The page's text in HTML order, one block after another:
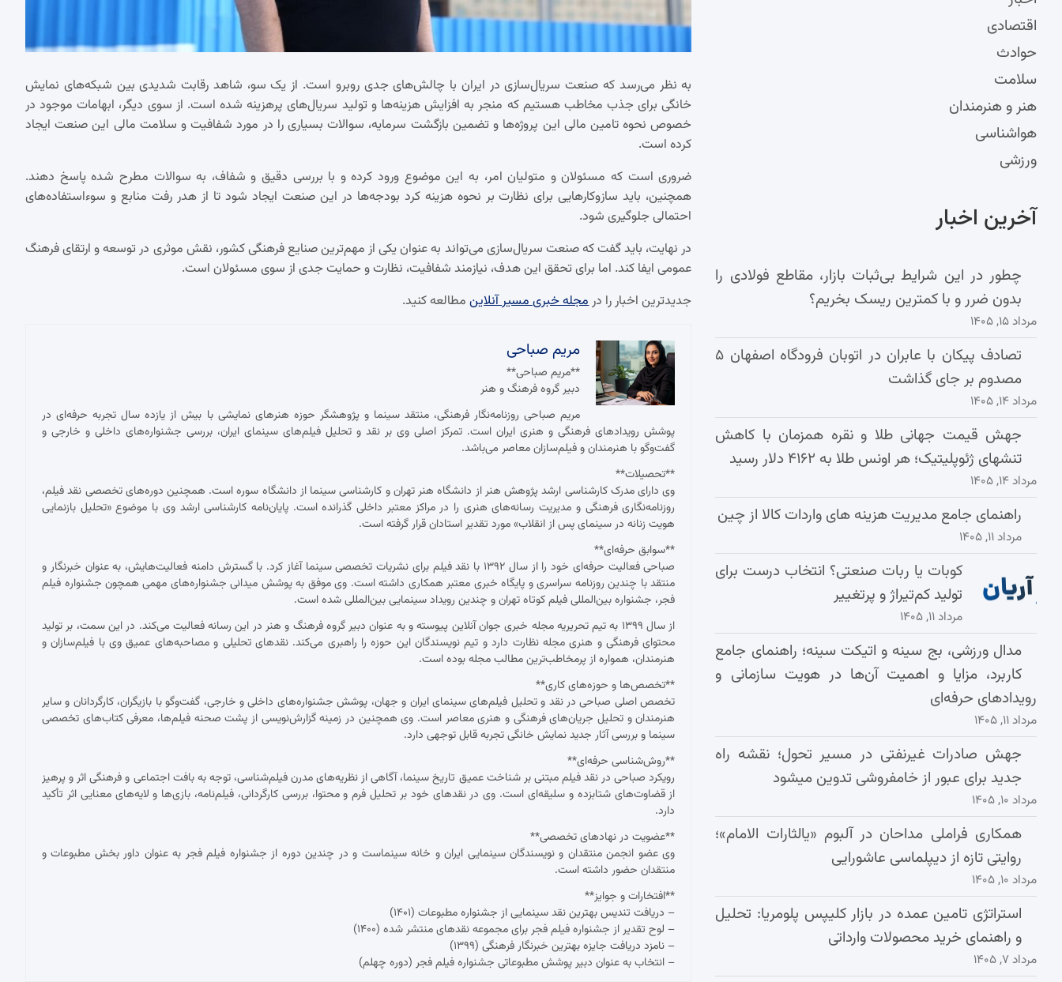
به نظر می‌رسد که صنعت سریال‌سازی در ایران با چالش‌های جدی روبرو است. از یک سو، شاهد رقابت شدیدی بین شبکه‌های نمایش
خانگی برای جذب مخاطب هستیم که منجر به افزایش هزینه‌ها و تولید سریال‌های پرهزینه شده است. از سوی دیگر، ابهامات موجود در
خصوص نحوه تامین مالی این پروژه‌ها و تضمین بازگشت سرمایه، سوالات بسیاری را در مورد شفافیت و سلامت مالی این صنعت ایجاد
کرده است.
ضروری است که مسئولان و متولیان امر، به این موضوع ورود کرده و با بررسی دقیق و شفاف، به سوالات مطرح شده پاسخ دهند.
همچنین، باید سازوکارهایی برای نظارت بر نحوه هزینه کرد بودجه‌ها در این صنعت ایجاد شود تا از هدر رفت منابع و سوءاستفاده‌های
احتمالی جلوگیری شود.
در نهایت، باید گفت که صنعت سریال‌سازی می‌تواند به عنوان یکی از مهم‌ترین صنایع فرهنگی کشور، نقش موثری در توسعه و ارتقای فرهنگ
عمومی ایفا کند. اما برای تحقق این هدف، نیازمند شفافیت، نظارت و حمایت جدی از سوی مسئولان است.
جدیدترین اخبار را درمجله خبری مسیر آنلاینمطالعه کنید.
مریم صباحی
**مریم صباحی**
دبیر گروه فرهنگ و هنر
مریم صباحی روزنامه‌نگار فرهنگی، منتقد سینما و پژوهشگر حوزه هنرهای نمایشی با بیش از یازده سال تجربه حرفه‌ای در
پوشش رویدادهای فرهنگی و هنری ایران است. تمرکز اصلی وی بر نقد و تحلیل فیلم‌های سینمای ایران، بررسی جشنواره‌های داخلی و خارجی و
گفت‌وگو با هنرمندان و فیلم‌سازان معاصر می‌باشد.
**تحصیلات**
وی دارای مدرک کارشناسی ارشد پژوهش هنر از دانشگاه هنر تهران و کارشناسی سینما از دانشگاه سوره است. همچنین دوره‌های تخصصی نقد فیلم،
روزنامه‌نگاری فرهنگی و مدیریت رسانه‌های هنری را در مراکز معتبر داخلی گذرانده است. پایان‌نامه کارشناسی ارشد وی با موضوع «تحلیل بازنمایی
هویت زنانه در سینمای پس از انقلاب» مورد تقدیر استادان قرار گرفته است.
**سوابق حرفه‌ای**
صباحی فعالیت حرفه‌ای خود را از سال ۱۳۹۲ با نقد فیلم برای نشریات تخصصی سینما آغاز کرد. با گسترش دامنه فعالیت‌هایش، به عنوان خبرنگار و
منتقد با چندین روزنامه سراسری و پایگاه خبری معتبر همکاری داشته است. وی موفق به پوشش میدانی جشنواره‌های مهمی همچون جشنواره فیلم
فجر، جشنواره بین‌المللی فیلم کوتاه تهران و چندین رویداد سینمایی بین‌المللی شده است.
از سال ۱۳۹۹ به تیم تحریریه مجله خبری جوان آنلاین پیوسته و به عنوان دبیر گروه فرهنگ و هنر در این رسانه فعالیت می‌کند. در این سمت، بر تولید
محتوای فرهنگی و هنری مجله نظارت دارد و تیم نویسندگان این حوزه را راهبری می‌کند. نقدهای تحلیلی و مصاحبه‌های عمیق وی با فیلم‌سازان و
هنرمندان، همواره از پرمخاطب‌ترین مطالب مجله بوده است.
**تخصص‌ها و حوزه‌های کاری**
تخصص اصلی صباحی در نقد و تحلیل فیلم‌های سینمای ایران و جهان، پوشش جشنواره‌های داخلی و خارجی، گفت‌وگو با بازیگران، کارگردانان و سایر
هنرمندان و تحلیل جریان‌های فرهنگی و هنری معاصر است. وی همچنین در زمینه گزارش‌نویسی از پشت صحنه فیلم‌ها، معرفی کتاب‌های تخصصی
سینما و بررسی آثار جدید نمایش خانگی تجربه قابل توجهی دارد.
**روش‌شناسی حرفه‌ای**
رویکرد صباحی در نقد فیلم مبتنی بر شناخت عمیق تاریخ سینما، آگاهی از نظریه‌های مدرن فیلم‌شناسی، توجه به بافت اجتماعی و فرهنگی اثر و پرهیز
از قضاوت‌های شتابزده و سلیقه‌ای است. وی در نقدهای خود بر تحلیل فرم و محتوا، بررسی کارگردانی، فیلم‌نامه، بازی‌ها و لایه‌های معنایی اثر تأکید
دارد.
**عضویت در نهادهای تخصصی**
وی عضو انجمن منتقدان و نویسندگان سینمایی ایران و خانه سینماست و در چندین دوره از جشنواره فیلم فجر به عنوان داور بخش مطبوعات و
منتقدان حضور داشته است.
**افتخارات و جوایز**
– دریافت تندیس بهترین نقد سینمایی از جشنواره مطبوعات (۱۴۰۱)
– لوح تقدیر از جشنواره فیلم فجر برای مجموعه نقدهای منتشر شده (۱۴۰۰)
– نامزد دریافت جایزه بهترین خبرنگار فرهنگی (۱۳۹۹)
– انتخاب به عنوان دبیر پوشش مطبوعاتی جشنواره فیلم فجر (دوره چهلم)
اقتصادی
حوادث
سلامت
هنر و هنرمندان
هواشناسی
ورزشی
آخرین اخبار
چطور در این شرایط بی‌ثبات بازار، مقاطع فولادی را
بدون ضرر و با کمترین ریسک بخریم؟
مرداد ۱۵, ۱۴۰۵
تصادف پیکان با عابران در اتوبان فرودگاه اصفهان ۵
مصدوم بر جای گذاشت
مرداد ۱۴, ۱۴۰۵
جهش قیمت جهانی طلا و نقره همزمان با کاهش
تنشهای ژئوپلیتیک؛ هر اونس طلا به ۴۱۶۲ دلار رسید
مرداد ۱۴, ۱۴۰۵
راهنمای جامع مدیریت هزینه‌ های واردات کالا از چین
مرداد ۱۱, ۱۴۰۵
کوبات یا ربات صنعتی؟ انتخاب درست برای
تولید کم‌تیراژ و پرتغییر
مرداد ۱۱, ۱۴۰۵
مدال ورزشی، بج سینه و اتیکت سینه؛ راهنمای جامع
کاربرد، مزایا و اهمیت آن‌ها در هویت سازمانی و
رویدادهای حرفه‌ای
مرداد ۱۱, ۱۴۰۵
جهش صادرات غیرنفتی در مسیر تحول؛ نقشه راه
جدید برای عبور از خامفروشی تدوین میشود
مرداد ۱۰, ۱۴۰۵
همکاری فراملی مداحان در آلبوم «یالثارات الامام»؛
روایتی تازه از دیپلماسی عاشورایی
مرداد ۱۰, ۱۴۰۵
استراتژی تامین عمده در بازار کلیپس پلومریا: تحلیل
و راهنمای خرید محصولات وارداتی
مرداد ۷, ۱۴۰۵